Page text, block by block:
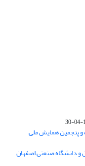
پنجمین همایش ملی
دانشگاه صنعتی اصفهان